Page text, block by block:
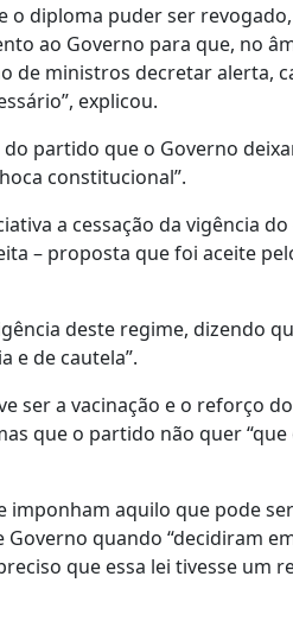
diploma puder ser
ao Governo para que, no
de ministros decretar alerta,
explicou.
partido que o Governo
constitucional”.
a cessação da vigência
– proposta que foi aceite
deste regime, dizendo
e de cautela”.
a vacinação e o reforço do
que o partido não quer
imponham aquilo que pode
Governo quando “decidiram
que essa lei tivesse um